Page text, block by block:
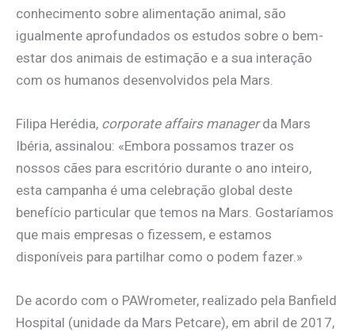
conhecimento sobre alimentação animal, são
igualmente aprofundados os estudos sobre o bem-
estar dos animais de estimação e a sua interação
com os humanos desenvolvidos pela Mars.
Filipa Herédia, corporate affairs managerda Mars
Ibéria, assinalou: «Embora possamos trazer os
nossos cães para escritório durante o ano inteiro,
esta campanha é uma celebração global deste
benefício particular que temos na Mars. Gostaríamos
que mais empresas o fizessem, e estamos
disponíveis para partilhar como o podem fazer.»
De acordo com o PAWrometer, realizado pela Banfield
Hospital (unidade da Mars Petcare), em abril de 2017,